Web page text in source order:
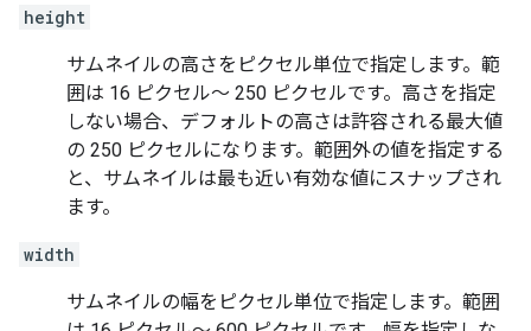
height
サムネイルの高さをピクセル単位で指定します。範
囲は 16 ピクセル～ 250 ピクセルです。高さを指定
しない場合、デフォルトの高さは許容される最大値
の 250 ピクセルになります。範囲外の値を指定する
と、サムネイルは最も近い有効な値にスナップされ
ます。
width
サムネイルの幅をピクセル単位で指定します。範囲